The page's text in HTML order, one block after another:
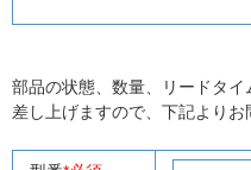
部品の状態、数量、リードタ
差し上げますので、下記よりお